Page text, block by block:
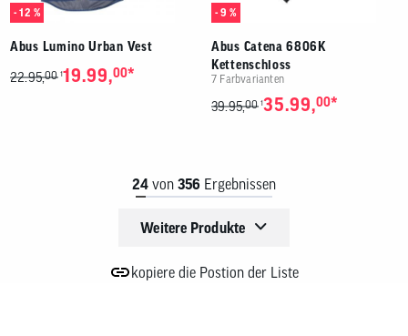
- 12 %
Abus Lumino Urban Vest
22.95,00 119.99,00*
- 9 %
Abus Catena 6806K
Kettenschloss
7 Farbvarianten
39.95,00 135.99,00*
24 von 356 Ergebnissen
Weitere Produkte
kopiere die Postion der Liste